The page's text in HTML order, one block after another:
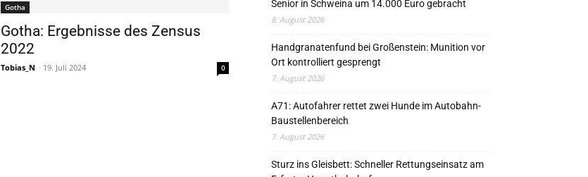
Gotha
Gotha: Ergebnisse des Zensus
2022
Tobias_N - 19. Juli 2024 0
Senior in Schweina um 14.000 Euro gebracht
8. August 2026
Handgranatenfund bei Großenstein: Munition vor
Ort kontrolliert gesprengt
7. August 2026
A71: Autofahrer rettet zwei Hunde im Autobahn-
Baustellenbereich
7. August 2026
Sturz ins Gleisbett: Schneller Rettungseinsatz am